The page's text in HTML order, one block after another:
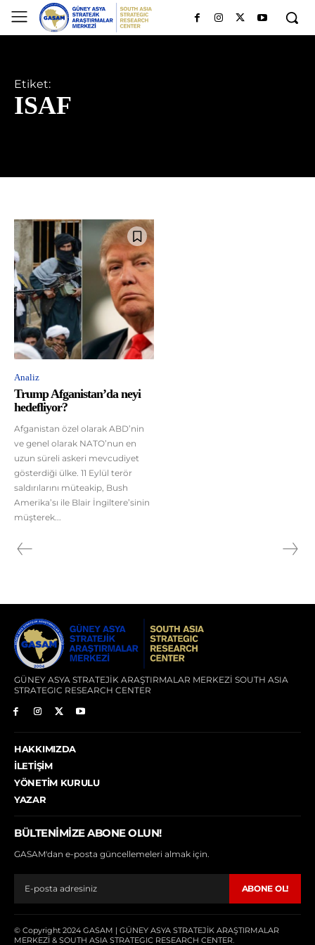
Etiket:
ISAF
Analiz
Trump Afganistan’da neyi
hedefliyor?
Afganistan özel olarak ABD’nin
ve genel olarak NATO’nun en
uzun süreli askeri mevcudiyet
gösterdiği ülke. 11 Eylül terör
saldırılarını müteakip, Bush
Amerika’sı ile Blair İngiltere’sinin
müşterek...
GÜNEY ASYA STRATEJİK ARAŞTIRMALAR MERKEZİ SOUTH ASIA
STRATEGIC RESEARCH CENTER
HAKKIMIZDA
İLETIŞIM
YÖNETIM KURULU
YAZAR
BÜLTENIMIZE ABONE OLUN!
GASAM'dan e-posta güncellemeleri almak için.
ABONE OL!
© Copyright 2024 GASAM | GÜNEY ASYA STRATEJİK ARAŞTIRMALAR
MERKEZİ & SOUTH ASIA STRATEGIC RESEARCH CENTER.